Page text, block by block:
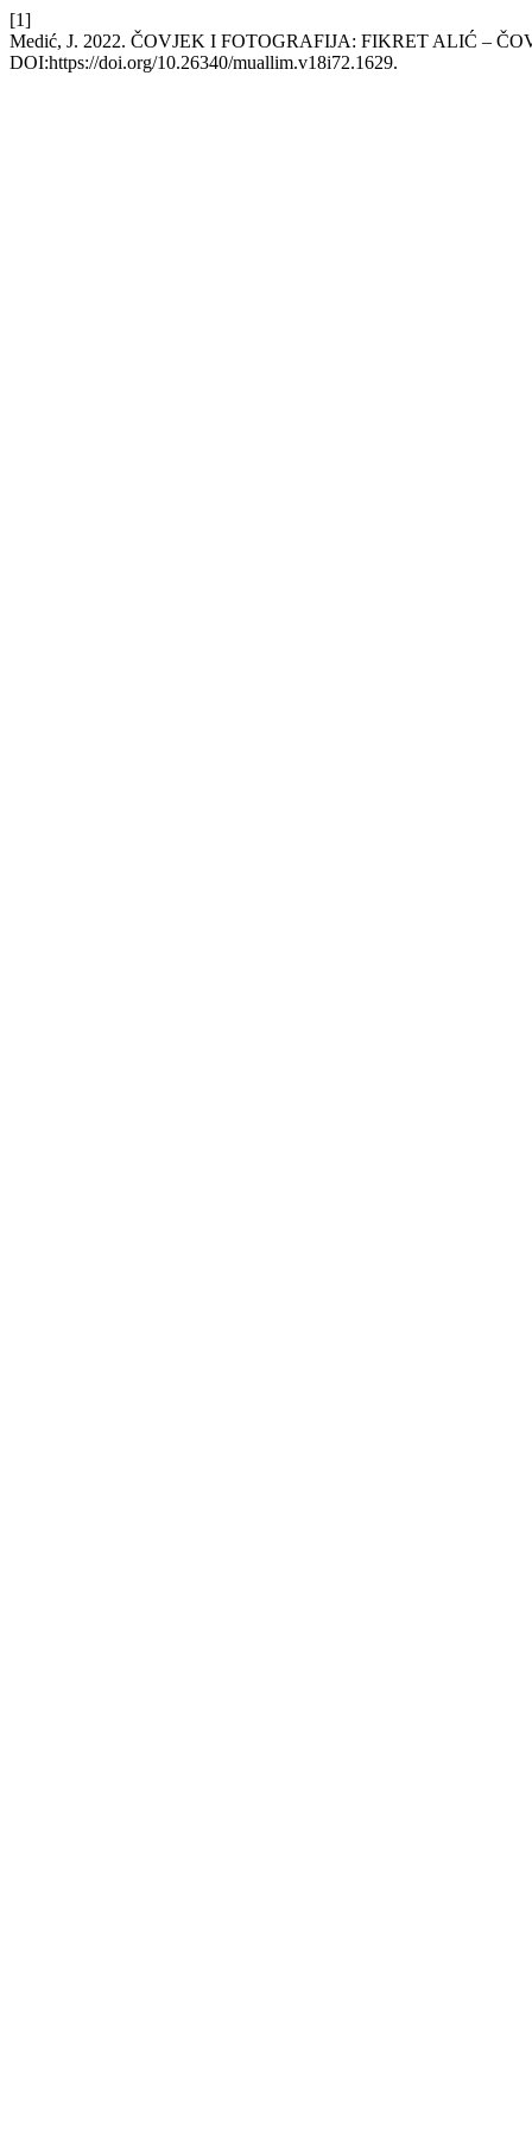
[1]
Medić, J. 2022. ČOVJEK I FOTOGRAFIJA: FIKRET ALIĆ –
DOI:https://doi.org/10.26340/muallim.v18i72.1629.